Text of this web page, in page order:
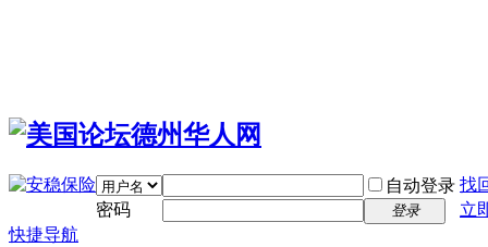
自动登录 找
密码
登录
立
快捷导航